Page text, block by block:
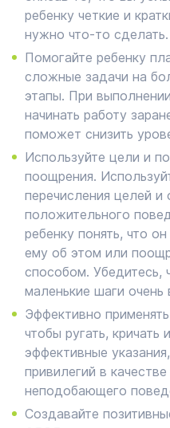
ребенку четкие и
нужно что-то сделать.
Помогайте ребенку
сложные задачи на
этапы. При
начинать работу
поможет снизить
Используйте цели и
поощрения.
перечисления целей и
положительного
ребенку понять, что
ему об этом или
способом. Убедитесь,
маленькие шаги очень
Эффективно
чтобы ругать, кричать
эффективные
привилегий в
неподобающего
Создавайте